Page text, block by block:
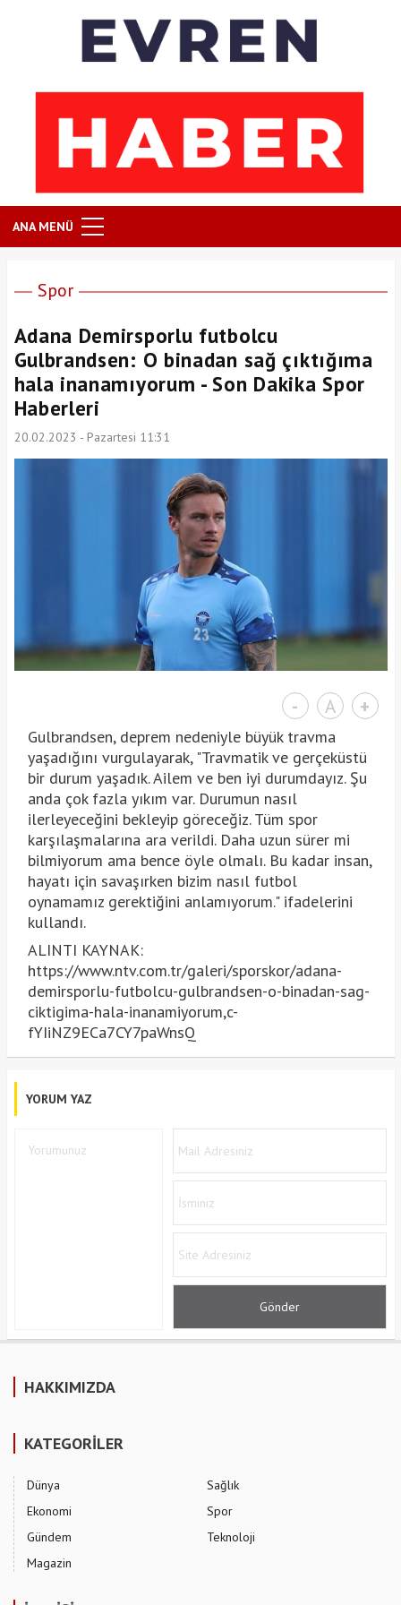
ANA MENÜ
Spor
Adana Demirsporlu futbolcu
Gulbrandsen: O binadan sağ çıktığıma
hala inanamıyorum - Son Dakika Spor
Haberleri
20.02.2023 - Pazartesi 11:31
- A +
Gulbrandsen, deprem nedeniyle büyük travma
yaşadığını vurgulayarak, "Travmatik ve gerçeküstü
bir durum yaşadık. Ailem ve ben iyi durumdayız. Şu
anda çok fazla yıkım var. Durumun nasıl
ilerleyeceğini bekleyip göreceğiz. Tüm spor
karşılaşmalarına ara verildi. Daha uzun sürer mi
bilmiyorum ama bence öyle olmalı. Bu kadar insan,
hayatı için savaşırken bizim nasıl futbol
oynamamız gerektiğini anlamıyorum." ifadelerini
kullandı.
ALINTI KAYNAK:
https://www.ntv.com.tr/galeri/sporskor/adana-
demirsporlu-futbolcu-gulbrandsen-o-binadan-sag-
ciktigima-hala-inanamiyorum,c-
fYIiNZ9ECa7CY7paWnsQ
YORUM YAZ
HAKKIMIZDA
KATEGORİLER
Dünya
Ekonomi
Gündem
Magazin
Sağlık
Spor
Teknoloji